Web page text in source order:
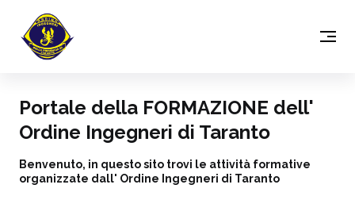
Portale della FORMAZIONE dell'
Ordine Ingegneri di Taranto
Benvenuto, in questo sito trovi le attività formative
organizzate dall' Ordine Ingegneri di Taranto